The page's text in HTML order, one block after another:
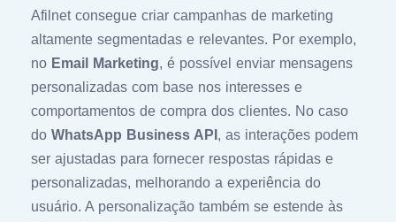
Afilnet consegue criar campanhas de marketing
altamente segmentadas e relevantes. Por exemplo,
no Email Marketing, é possível enviar mensagens
personalizadas com base nos interesses e
comportamentos de compra dos clientes. No caso
do WhatsApp Business API , as interações podem
ser ajustadas para fornecer respostas rápidas e
personalizadas, melhorando a experiência do
usuário. A personalização também se estende às